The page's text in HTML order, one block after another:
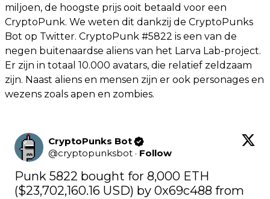
miljoen, de hoogste prijs ooit betaald voor een
CryptoPunk. We weten dit dankzij de CryptoPunks
Bot op Twitter. CryptoPunk #5822 is een van de
negen buitenaardse aliens van het Larva Lab-project.
Er zijn in totaal 10.000 avatars, die relatief zeldzaam
zijn. Naast aliens en mensen zijn er ook personages en
wezens zoals apen en zombies.
CryptoPunks Bot
@cryptopunksbot · Follow
Punk 5822 bought for 8,000 ETH
($23,702,160.16 USD) by 0x69c488 from